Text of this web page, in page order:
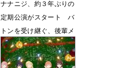
ナナニジ、約３年ぶりの
定期公演がスタート バ
トンを受け継ぐ、後輩メ
ンバー８人のステージに
密着